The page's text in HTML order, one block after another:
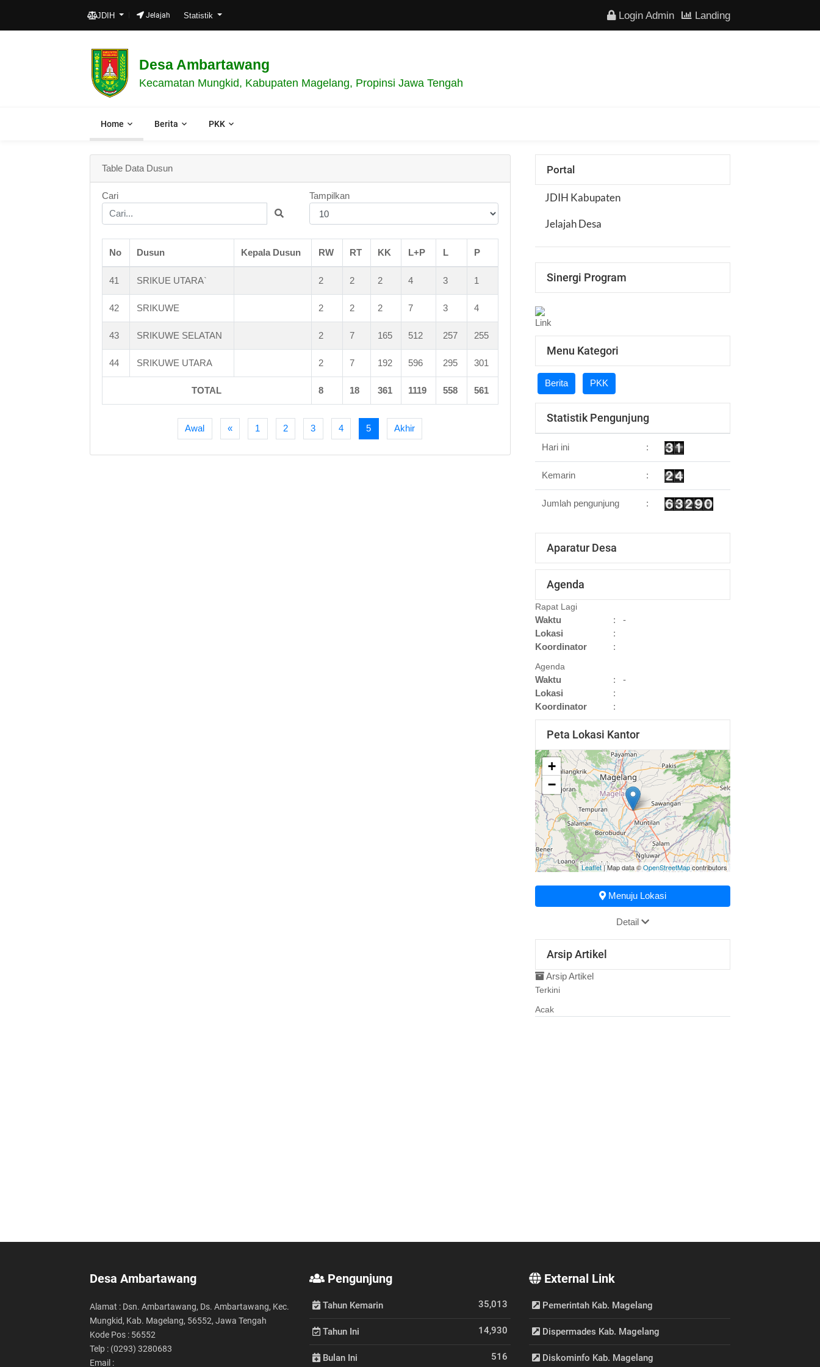
JDIH Jelajah Statistik Login Admin Landing
Desa Ambartawang
Kecamatan Mungkid, Kabupaten Magelang, Propinsi Jawa Tengah
Home Berita PKK
Table Data Dusun
Cari Tampilkan
No Dusun Kepala Dusun RW RT KK L+P L P
41 SRIKUE UTARA` 2 2 2 4 3 1
42 SRIKUWE 2 2 2 7 3 4
43 SRIKUWE SELATAN 2 7 165 512 257 255
44 SRIKUWE UTARA 2 7 192 596 295 301
TOTAL 8 18 361 1119 558 561
Awal « 1 2 3 4 5 Akhir
Portal
JDIH Kabupaten
Jelajah Desa
Sinergi Program
Menu Kategori
Berita PKK
Statistik Pengunjung
Hari ini :
Kemarin :
Jumlah pengunjung :
Aparatur Desa
Agenda
Rapat Lagi
Waktu :
-
Lokasi
:
Koordinator
:
Agenda
Waktu :
-
Lokasi
:
Koordinator
:
Peta Lokasi Kantor
+
−
Leaflet| Map data ©OpenStreetMapcontributors
Menuju Lokasi
Detail
Arsip Artikel
Arsip Artikel
Terkini
Acak
Desa Ambartawang
Alamat : Dsn. Ambartawang, Ds. Ambartawang, Kec.
Mungkid, Kab. Magelang, 56552, Jawa Tengah
Kode Pos : 56552
Telp : (0293) 3280683
Email :
Pengunjung
Tahun Kemarin 35,013
Tahun Ini 14,930
Bulan Ini 516
External Link
Pemerintah Kab. Magelang
Dispermades Kab. Magelang
Diskominfo Kab. Magelang